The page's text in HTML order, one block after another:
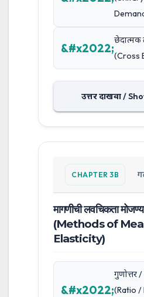
छेदात्मक
(Cross
उत्तर दाखवा /
CHAPTER 3B
मागणीची लवचिकता
(Methods of
Elasticity)
गुणोत्तर
(Ratio /